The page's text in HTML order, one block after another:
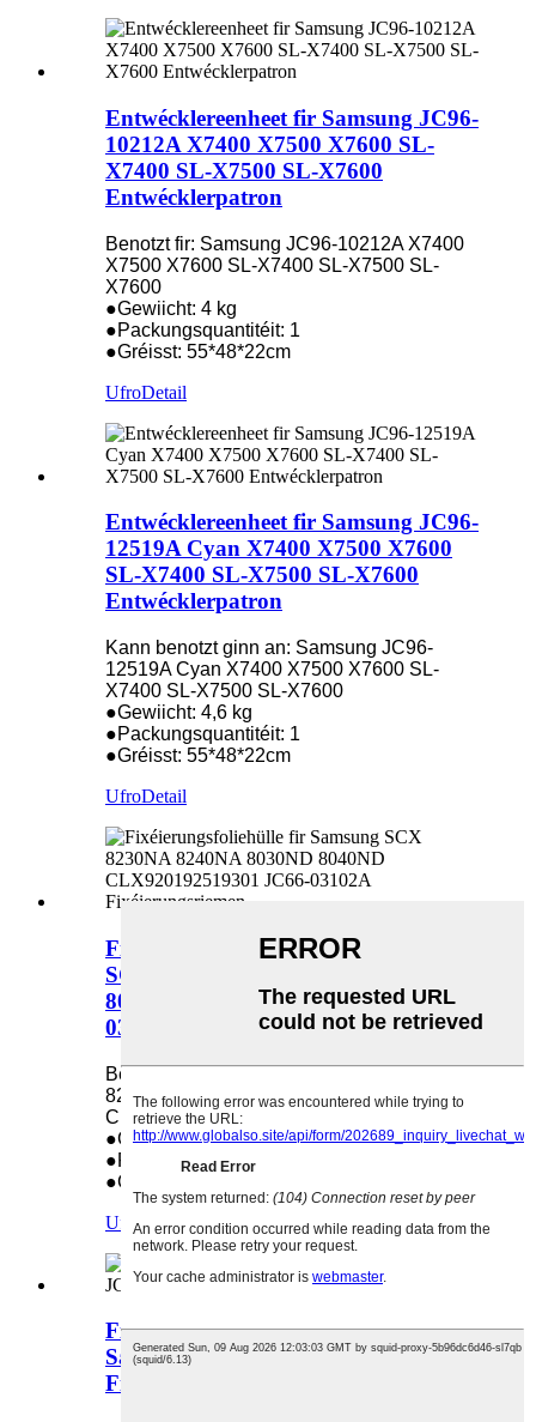
Entwécklereenheet fir Samsung JC96-
10212A X7400 X7500 X7600 SL-
X7400 SL-X7500 SL-X7600
Entwécklerpatron
Benotzt fir: Samsung JC96-10212A X7400
X7500 X7600 SL-X7400 SL-X7500 SL-
X7600
●Gewiicht: 4 kg
●Packungsquantitéit: 1
●Gréisst: 55*48*22cm
UfroDetail
Entwécklereenheet fir Samsung JC96-
12519A Cyan X7400 X7500 X7600
SL-X7400 SL-X7500 SL-X7600
Entwécklerpatron
Kann benotzt ginn an: Samsung JC96-
12519A Cyan X7400 X7500 X7600 SL-
X7400 SL-X7500 SL-X7600
●Gewiicht: 4,6 kg
●Packungsquantitéit: 1
●Gréisst: 55*48*22cm
UfroDetail
Fixéierungsfoliehülle fir Samsung
SCX 8230NA 8240NA 8030ND
8040ND CLX920192519301 JC66-
03102A Fixéierungsriemen
Benotzt an: Samsung SCX 8230NA
8240NA 8030ND 8040ND
CLX920192519301 JC66-03102A
●Gewiicht: 0,01 kg
●Packungsquantitéit: 1
●Gréisst: 50*6*6cm
UfroDetail
Fixéierungsheizungseenheet fir
Samsung JC91-01152A SL K2200ND
Fixéierungseenheet